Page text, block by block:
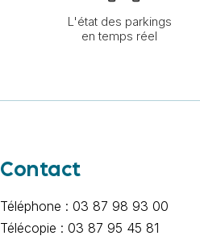
L'état des parkings
en temps réel
Contact
Téléphone : 03 87 98 93 00
Télécopie : 03 87 95 45 81